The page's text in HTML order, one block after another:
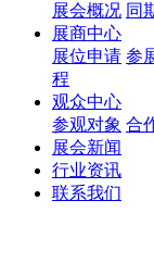
展会概况 同
展商中心
展位申请 参
程
观众中心
参观对象 合
展会新闻
行业资讯
联系我们